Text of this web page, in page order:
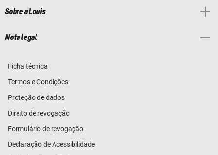
Sobre a Louis
Nota legal
Ficha técnica
Termos e Condições
Proteção de dados
Direito de revogação
Formulário de revogação
Declaração de Acessibilidade